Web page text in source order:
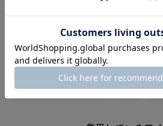
◼︎スニーカーサイズ27センチ
バーニーズ ニューヨーク BARNEYS NEW